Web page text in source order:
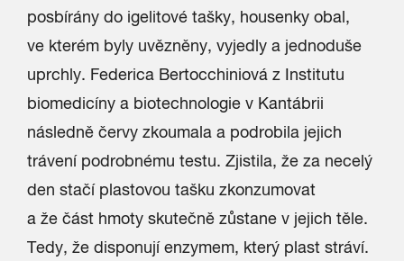
posbírány do igelitové tašky, housenky obal,
ve kterém byly uvězněny, vyjedly a jednoduše
uprchly. Federica Bertocchiniová z Institutu
biomedicíny a biotechnologie v Kantábrii
následně červy zkoumala a podrobila jejich
trávení podrobnému testu. Zjistila, že za necelý
den stačí plastovou tašku zkonzumovat
a že část hmoty skutečně zůstane v jejich těle.
Tedy, že disponují enzymem, který plast stráví.